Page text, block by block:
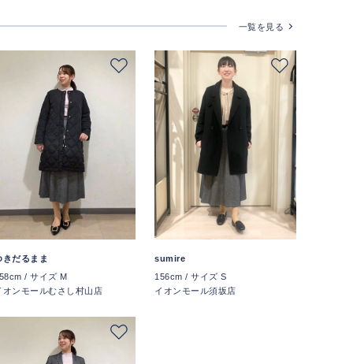
一覧を見る
きだるまま
/ サイズ M
オンモールむさし村山店
sumire
156cm / サイズ S
イオンモール須坂店